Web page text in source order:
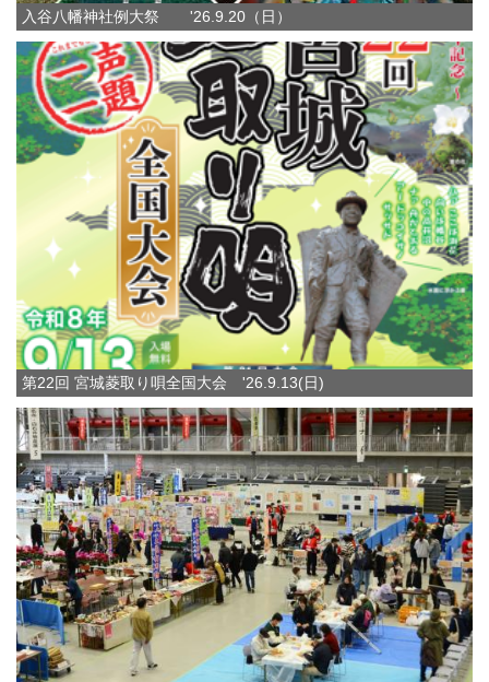
入谷八幡神社例大祭 '26.9.20（日）
第22回 宮城菱取り唄全国大会 '26.9.13(日)